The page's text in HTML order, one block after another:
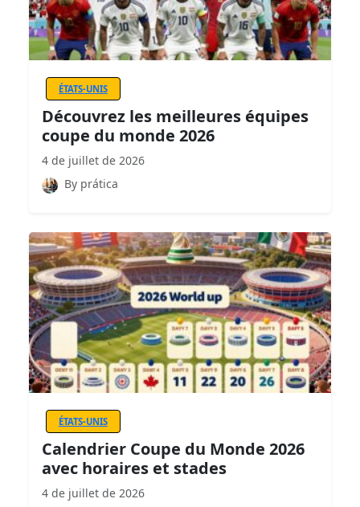
ÉTATS-UNIS
Découvrez les meilleures équipes
coupe du monde 2026
4 de juillet de 2026
By prática
ÉTATS-UNIS
Calendrier Coupe du Monde 2026
avec horaires et stades
4 de juillet de 2026